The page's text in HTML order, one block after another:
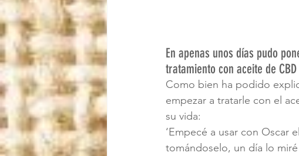
En apenas unos días pudo
tratamiento con aceite de CBD
Como bien ha podido
empezar a tratarle con el
su vida:
‘Empecé a usar con Oscar
tomándoselo, un día lo